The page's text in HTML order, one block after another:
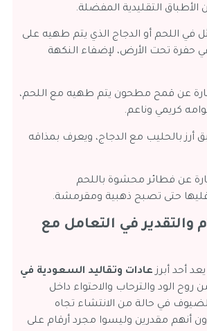
التقليدية المفضلة.
في اللحم أو الدجاج الذي يتم طهيه على
حفرة تحت الأرض، لإضفاء النكهة
عن قمح مطحون يتم طهيه مع اللحم،
كريمي وناعم.
بالحليب مع الدجاج، ويعرف بمذاقه
عن فطائر محشوة باللحم
حتى تصبح ذهبية ومقرمشة.
والتقدير في التعامل مع
أحد أبرزعادات وتقاليد السعودية في
روح الود والترحاب والاحتواء داخل
في حالة من الانتشاء تجاه
أنهم مقدرين وليسوا مجرد أرقام على